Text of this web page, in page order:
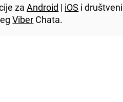
zaAndroid | iOS i
Viber Chata.